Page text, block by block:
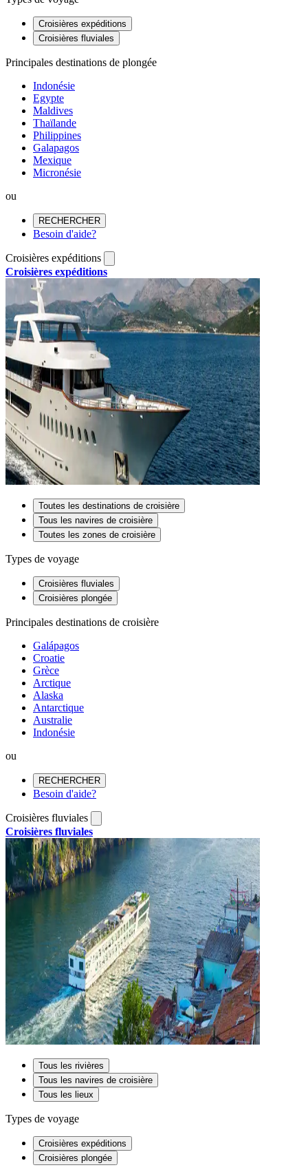
Croisières expéditions
Croisières fluviales
Principales destinations de plongée
Indonésie
Egypte
Maldives
Thaïlande
Philippines
Galapagos
Mexique
Micronésie
ou
RECHERCHER
Besoin d'aide?
Croisières expéditions
Croisières expéditions
Toutes les destinations de croisière
Tous les navires de croisière
Toutes les zones de croisière
Types de voyage
Croisières fluviales
Croisières plongée
Principales destinations de croisière
Galápagos
Croatie
Grèce
Arctique
Alaska
Antarctique
Australie
Indonésie
ou
RECHERCHER
Besoin d'aide?
Croisières fluviales
Croisières fluviales
Tous les rivières
Tous les navires de croisière
Tous les lieux
Types de voyage
Croisières expéditions
Croisières plongée